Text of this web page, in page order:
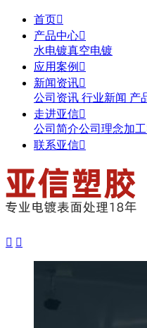
首页
产品中心
水电镀真空电镀
应用案例 
新闻资讯
公司资讯 行业新闻 产
走进亚信
公司简介公司理念加
联系亚信
 